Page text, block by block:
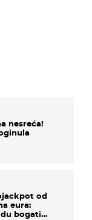
nesreća!
od
eura:
bogati